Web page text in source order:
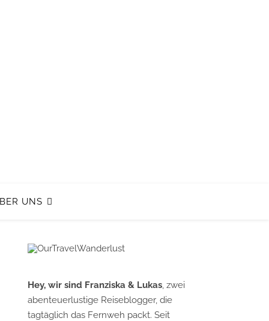
UNS
Hey, wir sind Franziska & Lukas, zwei
abenteuerlustige Reiseblogger, die
tagtäglich das Fernweh packt. Seit